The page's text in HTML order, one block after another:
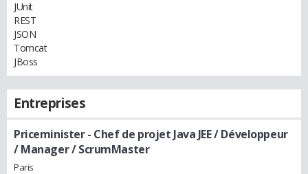
JUnit
REST
JSON
Tomcat
JBoss
Entreprises
Priceminister- Chef de projet Java JEE / Développeur
/ Manager / ScrumMaster
Paris